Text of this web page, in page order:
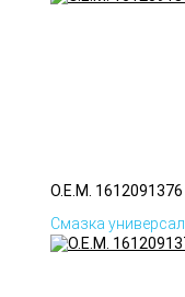
O.E.M. 1612091376
Смазка